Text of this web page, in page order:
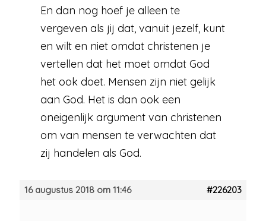
En dan nog hoef je alleen te
vergeven als jij dat, vanuit jezelf, kunt
en wilt en niet omdat christenen je
vertellen dat het moet omdat God
het ook doet. Mensen zijn niet gelijk
aan God. Het is dan ook een
oneigenlijk argument van christenen
om van mensen te verwachten dat
zij handelen als God.
16 augustus 2018 om 11:46 #226203